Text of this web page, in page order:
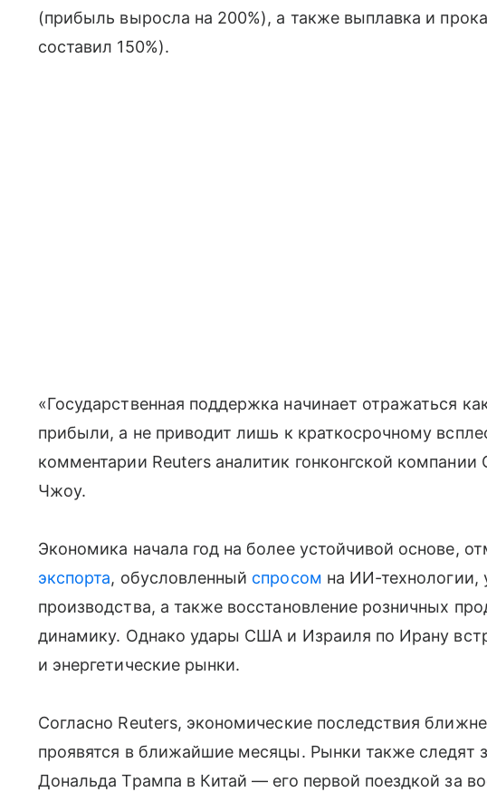
(прибыль выросла на 200%), а также выплавка и
составил 150%).
«Государственная поддержка начинает отражаться
прибыли, а не приводит лишь к краткосрочному
комментарии Reuters аналитик гонконгской компании
Чжоу.
Экономика начала год на более устойчивой основе,
экспорта, обусловленный спросом на ИИ-технологии,
производства, а также восстановление розничных
динамику. Однако удары США и Израиля по Ирану
и энергетические рынки.
Согласно Reuters, экономические последствия
проявятся в ближайшие месяцы. Рынки также следят
Дональда Трампа в Китай — его первой поездкой за